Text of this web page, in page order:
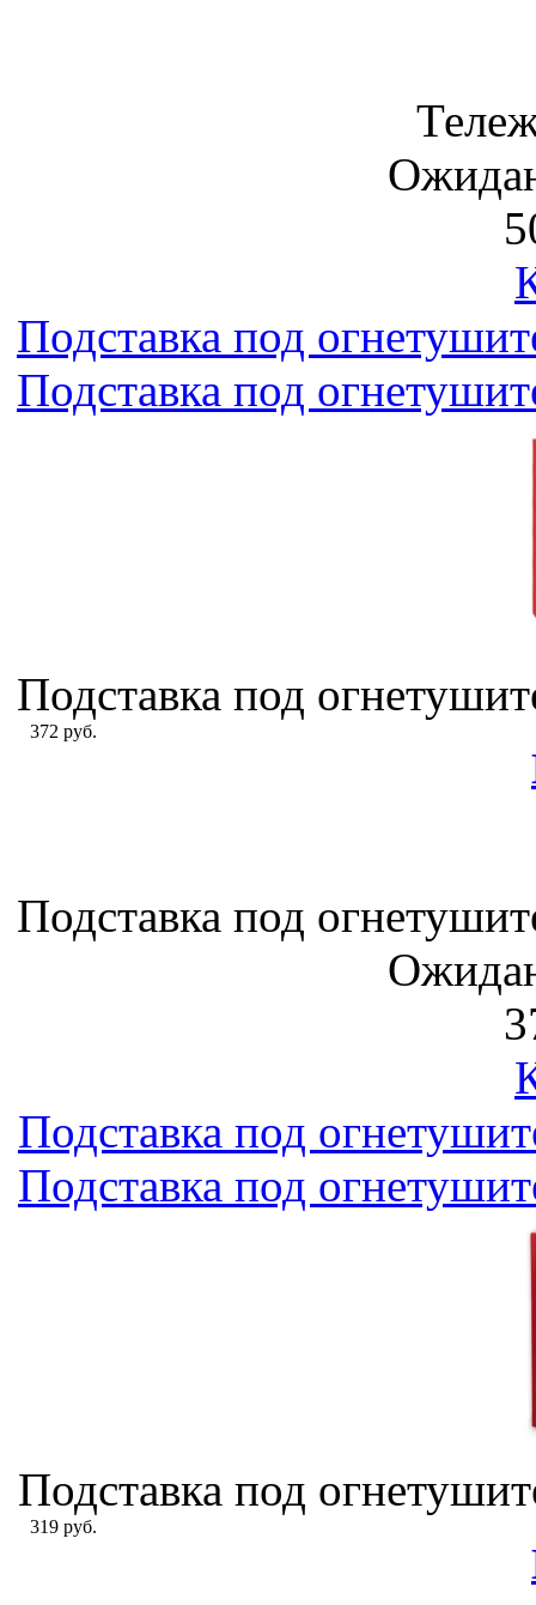
Подставка под
Подставка под
Подставка под
372 руб.
Подставка под
Подставка под
Подставка под
Подставка под
319 руб.